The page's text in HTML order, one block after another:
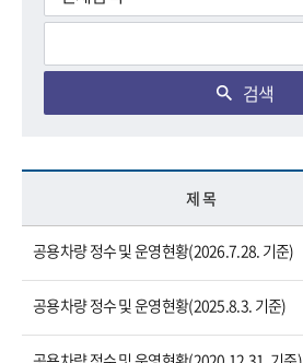
검색
제 목
공용차량 정수 및 운영현황(2026.7.28. 기준)
공용차량 정수 및 운영현황(2025.8.3. 기준)